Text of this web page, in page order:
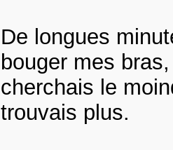
De longues
bouger mes
cherchais le
trouvais plus.